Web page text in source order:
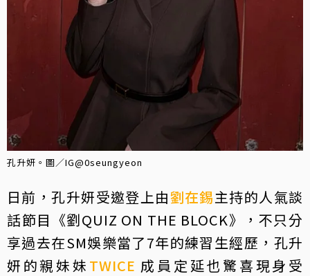
孔升妍。圖／IG@0seungyeon
日前，孔升妍受邀登上由劉在錫主持的人氣談
話節目《劉QUIZ ON THE BLOCK》，不只分
享過去在SM娛樂當了7年的練習生經歷，孔升
妍的親妹妹 TWICE 成員定延也驚喜現身受